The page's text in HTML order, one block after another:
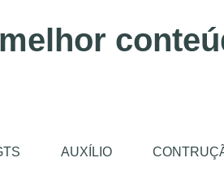
AUXÍLIO